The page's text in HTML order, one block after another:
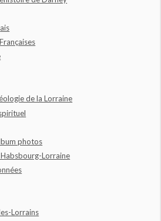
de la Lorraine
photos
Lorraine
Lorrains